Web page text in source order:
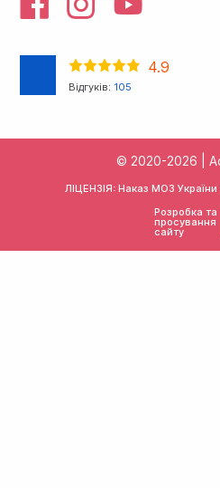
4.9
Відгуків: 105
© 2020-2026 |
ЛІЦЕНЗІЯ: Наказ МОЗ
Розробка та
просування
сайту